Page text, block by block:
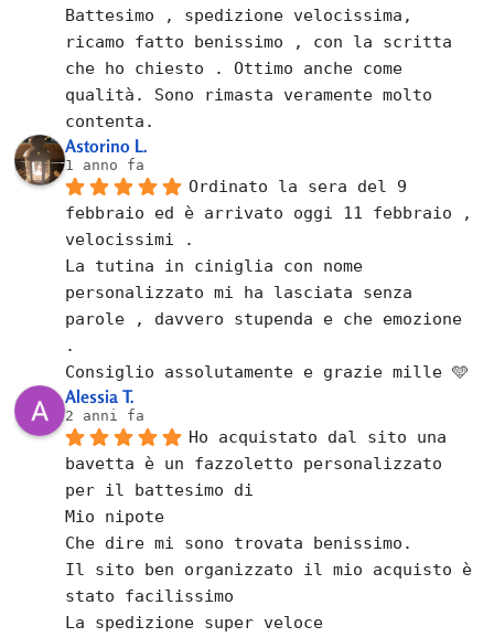
Battesimo , spedizione velocissima,
ricamo fatto benissimo , con la scritta
che ho chiesto . Ottimo anche come
qualità. Sono rimasta veramente molto
contenta.
Astorino L.
1 anno fa
Ordinato la sera del 9
febbraio ed è arrivato oggi 11 febbraio ,
velocissimi .
La tutina in ciniglia con nome
personalizzato mi ha lasciata senza
parole , davvero stupenda e che emozione
.
Consiglio assolutamente e grazie mille 🩵
Alessia T.
2 anni fa
Ho acquistato dal sito una
bavetta è un fazzoletto personalizzato
per il battesimo di
Mio nipote
Che dire mi sono trovata benissimo.
Il sito ben organizzato il mio acquisto è
stato facilissimo
La spedizione super veloce